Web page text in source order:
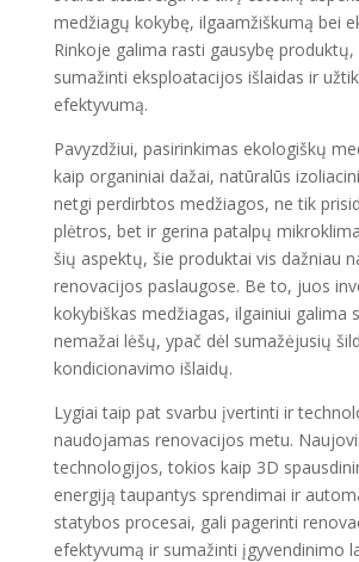
medžiagų kokybę, ilgaamžiškumą bei
Rinkoje galima rasti gausybę produktų,
sumažinti eksploatacijos išlaidas ir
efektyvumą.
Pavyzdžiui, pasirinkimas ekologiškų
kaip organiniai dažai, natūralūs
netgi perdirbtos medžiagos, ne tik
plėtros, bet ir gerina patalpų
šių aspektų, šie produktai vis dažniau
renovacijos paslaugose. Be to, juos
kokybiškas medžiagas, ilgainiui galima
nemažai lėšų, ypač dėl sumažėjusių
kondicionavimo išlaidų.
Lygiai taip pat svarbu įvertinti ir
naudojamas renovacijos metu.
technologijos, tokios kaip 3D
energiją taupantys sprendimai ir
statybos procesai, gali pagerinti
efektyvumą ir sumažinti įgyvendinimo